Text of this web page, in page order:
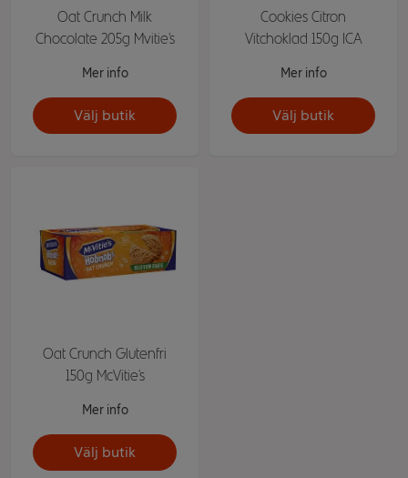
Oat Crunch Milk
Chocolate 205g Mvitie's
Mer info
Välj butik
Cookies Citron
Vitchoklad 150g ICA
Mer info
Välj butik
Oat Crunch Glutenfri
150g McVitie's
Mer info
Välj butik